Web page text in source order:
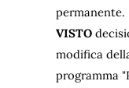
permanente.
VISTO
modifica
programma